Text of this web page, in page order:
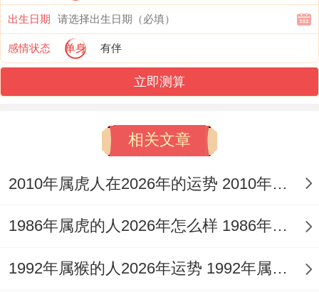
但要看职场流言~决定性会议记得录音存
档。
投资方面能关注医疗科技板块、有个程序员
用年终奖定投相关基金、年底收益率超预
七月（7.24-8.21）要更注意家庭关系.有对
夫妻因孩子升学问题冷战半个月后来通过共
同制定教育基金计划化解矛盾。
宿既能放松又能增进感情.健康方面留意长辈
出生日期
感情状态 单身 有伴
立即测算
相关文章
2010年属虎人在2026年的运势 2010年属虎人2026
1986年属虎的人2026年怎么样 1986年属虎的5位吉利数字
1992年属猴的人2026年运势 1992年属猴人2026年运势及运程